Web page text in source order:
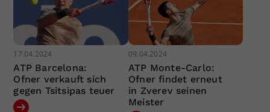
17.04.2024
ATP Barcelona:
Ofner verkauft sich
gegen Tsitsipas teuer
09.04.2024
ATP Monte-Carlo:
Ofner findet erneut
in Zverev seinen
Meister